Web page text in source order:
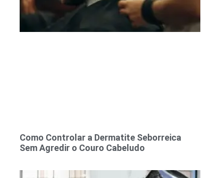
Como Controlar a Dermatite Seborreica
Sem Agredir o Couro Cabeludo